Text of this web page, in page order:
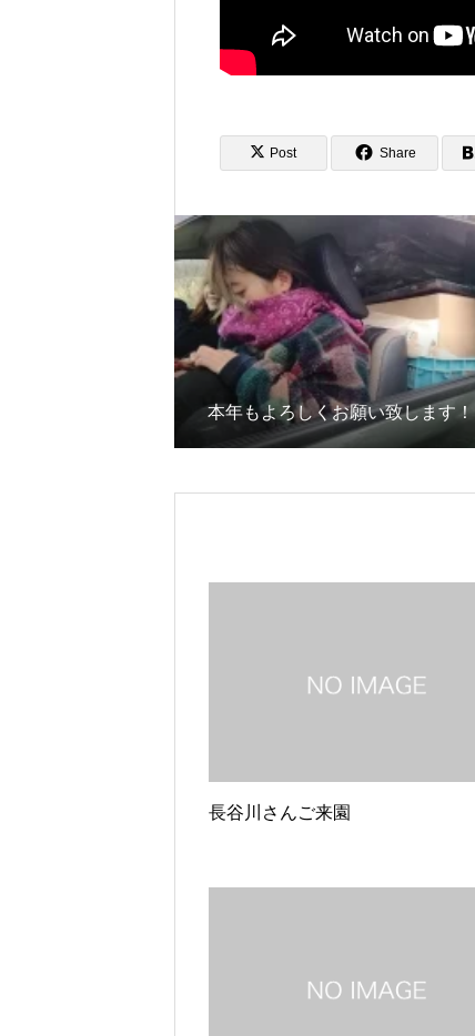
Post Share
本年もよろしくお願い致します！
長谷川さんご来園